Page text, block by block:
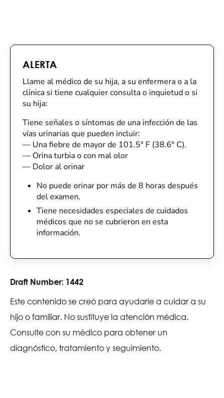
ALERTA
Llame al médico de su hija, a su enfermera o a la
clínica si tiene cualquier consulta o inquietud o si
su hija:
Tiene señales o síntomas de una infección de las
vías urinarias que pueden incluir:
— Una fiebre de mayor de 101.5° F (38.6° C).
— Orina turbia o con mal olor
— Dolor al orinar
No puede orinar por más de 8 horas después
del examen.
Tiene necesidades especiales de cuidados
médicos que no se cubrieron en esta
información.
Draft Number: 1442
Este contenido se creó para ayudarle a cuidar a su
hijo o familiar. No sustituye la atención médica.
Consulte con su médico para obtener un
diagnóstico, tratamiento y seguimiento.